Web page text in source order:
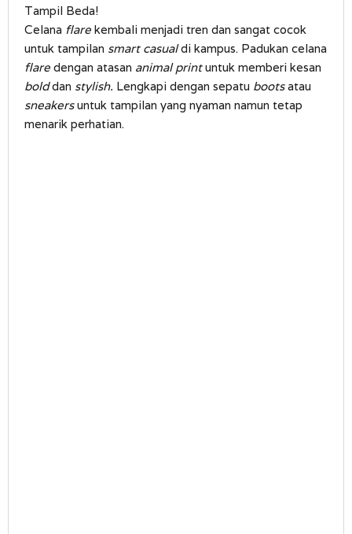
Celana flare kembali menjadi tren dan sangat cocok
untuk tampilan smart casualdi kampus. Padukan celana
flare dengan atasan animal printuntuk memberi kesan
bolddan stylish. Lengkapi dengan sepatu bootsatau
sneakersuntuk tampilan yang nyaman namun tetap
menarik perhatian.